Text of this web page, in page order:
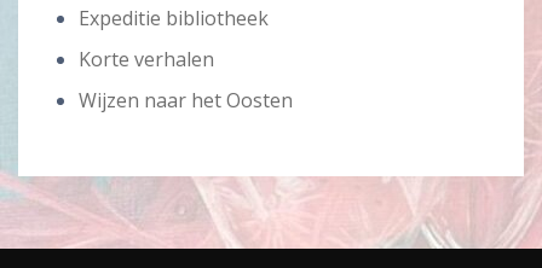
Expeditie bibliotheek
Korte verhalen
Wijzen naar het Oosten